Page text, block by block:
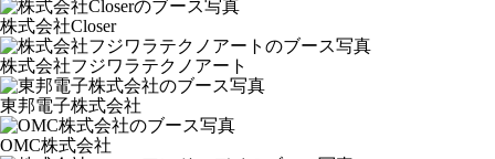
株式会社Closer
株式会社フジワラテクノアート
東邦電子株式会社
OMC株式会社